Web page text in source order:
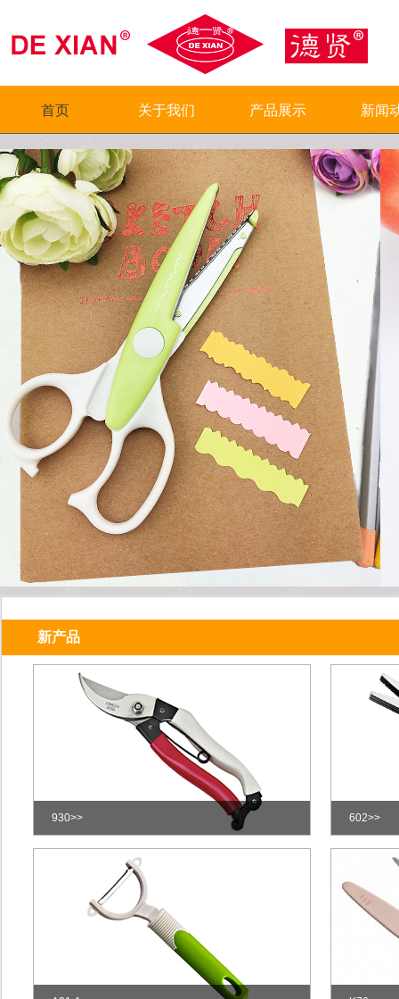
首页 关于我们 产品展示 新闻
新产品
930>> 602>>
剪不断理还乱？